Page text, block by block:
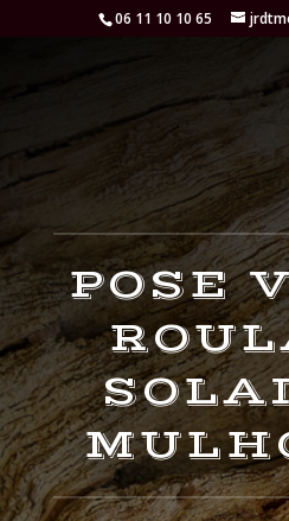
06 11 10 10 65
POSE